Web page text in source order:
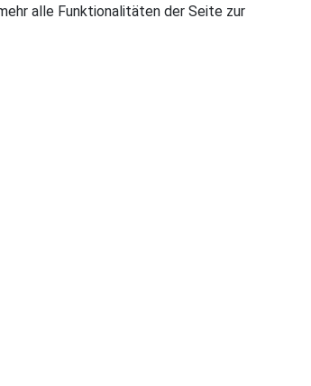
alle Funktionalitäten der Seite zur